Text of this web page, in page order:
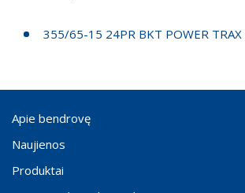
355/65-15 24PR BKT POWER
Apie bendrovę
Naujienos
Produktai